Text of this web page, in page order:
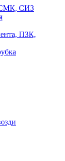
СМК, СИЗ
ПЗК,